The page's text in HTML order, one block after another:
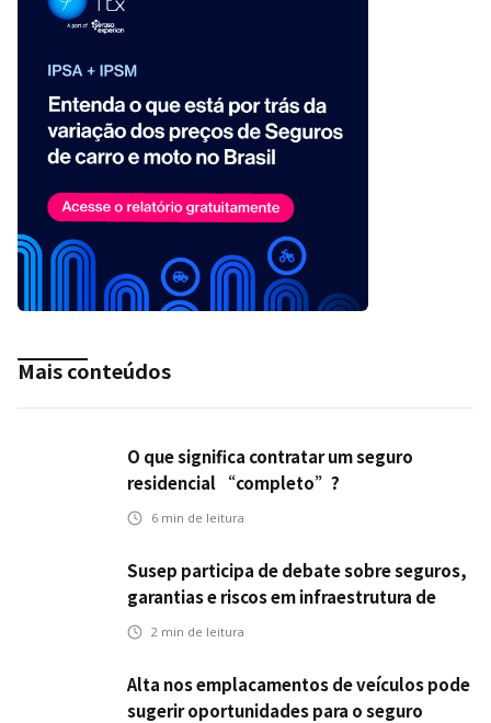
Mais conteúdos
O que significa contratar um seguro
residencial “completo”?
6 min de leitura
Susep participa de debate sobre seguros,
garantias e riscos em infraestrutura de
transportes
2 min de leitura
Alta nos emplacamentos de veículos pode
sugerir oportunidades para o seguro